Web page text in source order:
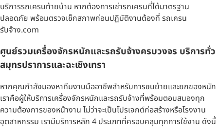
บริการรถเครนท้ายบ้าน หากต้องการเช่ารถเครนที่ได้มาตรฐาน
ปลอดภัย พร้อมตรวจเช็กสภาพก่อนปฏิบัติงานต้องที่ รถเครน
รับจ้าง.com
ศูนย์รวมเครื่องจักรหนักและรถรับจ้างครบวงจร บริการทั่ว
สมุทรปราการและฉะเชิงเทรา
หากคุณกำลังมองหาทีมงานมืออาชีพสำหรับการขนย้ายและยกของหนัก
เราคือผู้ให้บริการเครื่องจักรหนักและรถรับจ้างที่พร้อมตอบสนองทุก
ความต้องการของหน้างาน ไม่ว่าจะเป็นโปรเจกต์ก่อสร้างหรือโรงงาน
อุตสาหกรรม เรามีบริการหลัก 4 ประเภทที่ครอบคลุมทุกการใช้งาน ดังนี้